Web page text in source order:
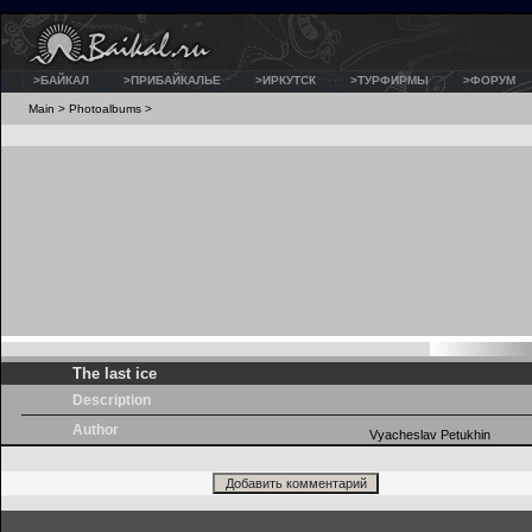
>БАЙКАЛ >ПРИБАЙКАЛЬЕ >ИРКУТСК >ТУРФИРМЫ >ФОРУМ
Main > Photoalbums >
The last ice
Description
Author
Vyacheslav Petukhin